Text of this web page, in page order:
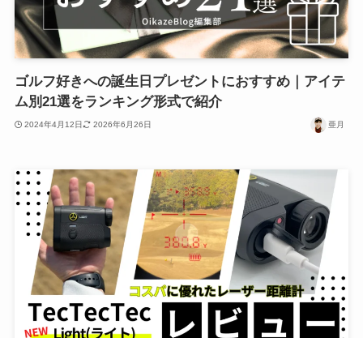
ゴルフ好きへの誕生日プレゼントにおすすめ｜アイテ
ム別21選をランキング形式で紹介
2024年4月12日 2026年6月26日 亜月